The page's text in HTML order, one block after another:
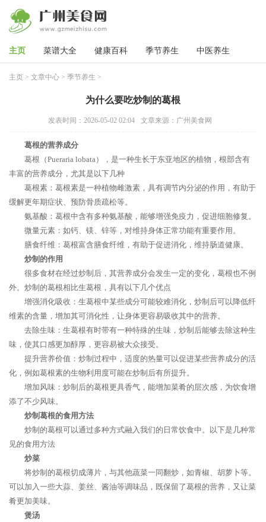
主页 菜谱大全 健康百科 季节养生 中医养生
主页 > 文章中心 > 季节养生 >
为什么要吃炒制的葛根
发表时间：2026-05-02 02:04 文章来源：广州美食网
葛根的营养成分
葛根（Pueraria lobata），是一种生长于东亚地区的植物，根部含有
丰富的营养成分，尤其是以下几种
葛根素：葛根素是一种植物雌激素，具有调节内分泌的作用，有助于
缓解更年期症状、预防骨质疏松等。
氨基酸：葛根中含有多种氨基酸，能够增强免疫力，促进细胞修复。
微量元素：如钙、镁、锌等，对维持身体正常功能有重要作用。
膳食纤维：葛根富含膳食纤维，有助于促进消化，维持肠道健康。
炒制的作用
很多食材在经过炒制后，其营养成分会发生一定的变化，葛根也不例
外。炒制的葛根相比生葛根，具有以下几个优点
增强消化吸收：生葛根中某些成分可能较难消化，炒制后可以降低纤
维素的含量，增加其可消化性，让身体更容易吸收其中的营养。
去除生味：生葛根有时带有一种特殊的生味，炒制后能够去除这种生
味，使其口感更加醇厚，更容易被大众接受。
提升营养价值：炒制过程中，适度的热量可以促进某些营养成分的活
化，例如葛根素的生物利用度可能在炒制后有所提升。
增加风味：炒制后的葛根更具香气，能增加菜肴的层次感，为饮食增
添了不少风味。
炒制葛根的食用方法
炒制的葛根可以通过多种方式融入我们的日常饮食中。以下是几种常
见的食用方法
炒菜
将炒制的葛根切成薄片，与其他蔬菜一同翻炒，如青椒、胡萝卜等。
可以加入一些大蒜、姜丝、酱油等调味品，既保留了葛根的营养，又让菜
肴更加美味。
煲汤